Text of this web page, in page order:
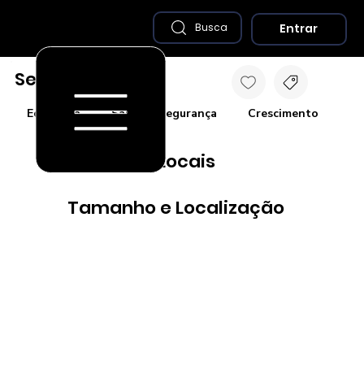
Tamanho e Localização
Destaques Locais
Economia Saúde e Segurança Crescimento
Serra - ES
Busca Entrar